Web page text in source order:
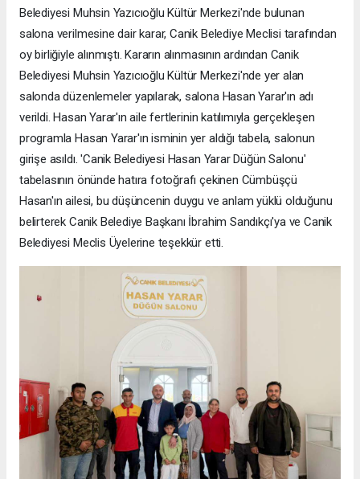
Belediyesi Muhsin Yazıcıoğlu Kültür Merkezi'nde bulunan
salona verilmesine dair karar, Canik Belediye Meclisi tarafından
oy birliğiyle alınmıştı. Kararın alınmasının ardından Canik
Belediyesi Muhsin Yazıcıoğlu Kültür Merkezi'nde yer alan
salonda düzenlemeler yapılarak, salona Hasan Yarar'ın adı
verildi. Hasan Yarar'ın aile fertlerinin katılımıyla gerçekleşen
programla Hasan Yarar'ın isminin yer aldığı tabela, salonun
girişe asıldı. 'Canik Belediyesi Hasan Yarar Düğün Salonu'
tabelasının önünde hatıra fotoğrafı çekinen Cümbüşçü
Hasan'ın ailesi, bu düşüncenin duygu ve anlam yüklü olduğunu
belirterek Canik Belediye Başkanı İbrahim Sandıkçı'ya ve Canik
Belediyesi Meclis Üyelerine teşekkür etti.